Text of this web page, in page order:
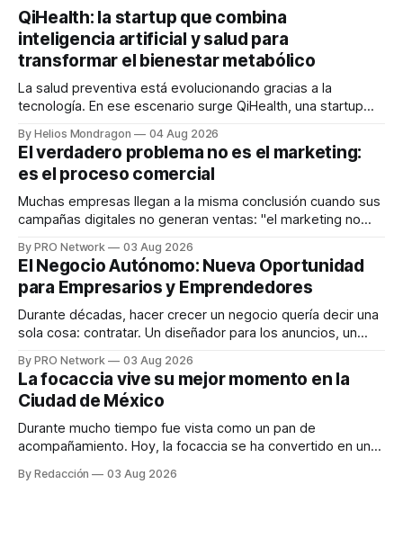
QiHealth: la startup que combina
inteligencia artificial y salud para
transformar el bienestar metabólico
La salud preventiva está evolucionando gracias a la
tecnología. En ese escenario surge QiHealth, una startup
dispositivos inteligentes, inteligencia artificial y monitoreo
en tiempo real para ayudar a las personas a tomar mejores
decisiones sobre su salud metabólica. Su propuesta busca
responder
By Helios Mondragon 04 Aug 2026
El verdadero problema no es el marketing:
es el proceso comercial
Muchas empresas llegan a la misma conclusión cuando sus
campañas digitales no generan ventas: "el marketing no
INTERIUS, el problema suele estar en otro lugar. Durante
una entrevista para el podcast SER PRO, el especialista en
marketing digital explicó que
By PRO Network 03 Aug 2026
El Negocio Autónomo: Nueva Oportunidad
para Empresarios y Emprendedores
Durante décadas, hacer crecer un negocio quería decir una
sola cosa: contratar. Un diseñador para los anuncios, un
para los textos, alguien que supiera de publicidad digital
para encontrar prospectos, un vendedor para atender
llamadas y mensajes, y —con suerte— una persona
By PRO Network 03 Aug 2026
La focaccia vive su mejor momento en la
Ciudad de México
Durante mucho tiempo fue vista como un pan de
acompañamiento. Hoy, la focaccia se ha convertido en uno
artesanal, ingredientes de calidad y experiencias que
By Redacción 03 Aug 2026